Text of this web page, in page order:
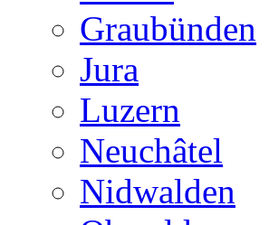
Graubünden
Jura
Luzern
Neuchâtel
Nidwalden